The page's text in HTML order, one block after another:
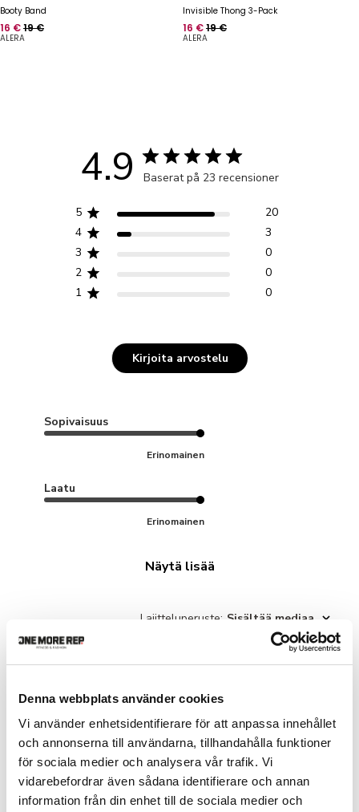
Denna webbplats använder cookies
Vi använder enhetsidentifierare för att anpassa innehållet
och annonserna till användarna, tillhandahålla funktioner
för sociala medier och analysera vår trafik. Vi
vidarebefordrar även sådana identifierare och annan
information från din enhet till de sociala medier och
Booty Band
Hinta
16 €Normaalihinta
19 €
ALERA
Invisible Thong 3-Pack
Hinta
16 €Normaalihinta
19 €
ALERA
4.9 Baserat på 23 recensioner
5
20
4
3
3
0
2
0
1
0
Kirjoita arvostelu
Sopivaisuus
Erinomainen
Laatu
Erinomainen
Näytä lisää
Lajitteluperuste: Sisältää mediaa
Vahvistettu ostaja
Mycket skön, snygg passform!
Mycket skön, snygg passform!